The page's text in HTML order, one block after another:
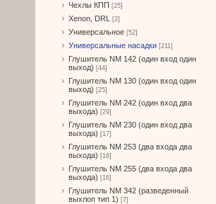
Чехлы КПП [25]
Xenon, DRL [2]
Универсальное [52]
Универсальные насадки [211]
Глушитель NM 142 (один вход один
выход) [44]
Глушитель NM 130 (один вход один
выход) [25]
Глушитель NM 242 (один вход два
выхода) [29]
Глушитель NM 230 (один вход два
выхода) [17]
Глушитель NM 253 (два входа два
выхода) [16]
Глушитель NM 255 (два входа два
выхода) [16]
Глушитель NM 342 (разведенный
выхлоп тип 1) [7]